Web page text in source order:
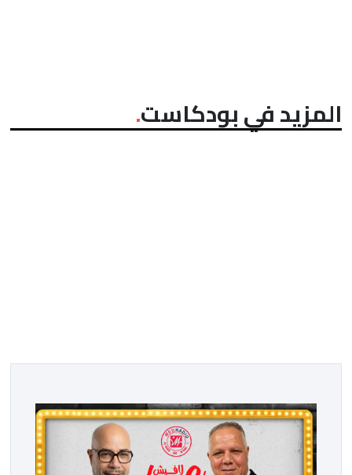
المزيد في بودكاست